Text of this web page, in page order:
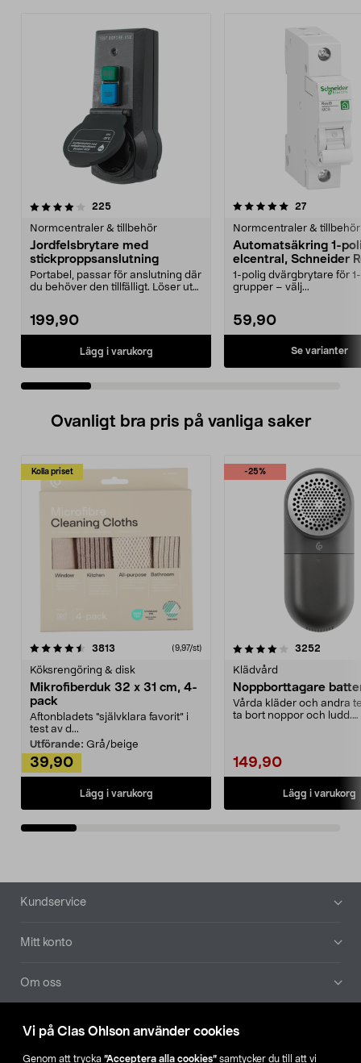
Vi på Clas Ohlson använder cookies
Genom att trycka ”Acceptera alla cookies” samtycker du till att vi
225recensioner
Normcentraler & tillbehör
Jordfelsbrytare med
stickproppsanslutning
Portabel, passar för anslutning där
du behöver den tillfälligt. Löser ut
199,90
Lägg i varukorg
5.0 av 5 stjärnor 27recensioner
Normcentraler & tillbehör
Automatsäkring 1-
elcentral, Schneider
1-polig dvärgbrytare för
grupper – välj...
59,90
Se varianter
4.5 av 5 stjärnor
Ovanligt bra pris på vanliga saker
Kolla priset
3813 (9,97/st)
Köksrengöring & disk
Mikrofiberduk 32 x 31 cm, 4-
pack
Aftonbladets "självklara favorit” i
test av d...
Utförande: Grå/beige
39,90
Lägg i varukorg
-25%
4.0av 5 stjärnor 3252
Klädvård
Noppborttagare
Vårda kläder och andra
ta bort noppor och ludd.
149,90
Lägg i varukorg
4.5av 5 stjärnor
Sidfot
Kundservice
Mitt konto
Om oss
Aktuellt